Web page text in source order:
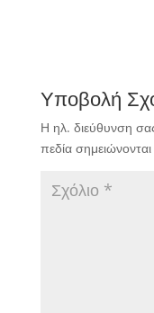
Υποβολή
Η ηλ. διεύθυνση
πεδία